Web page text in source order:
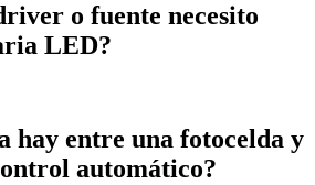
o fuente necesito
LED?
corriente de salida (mA) y la potencia
ficha técnica. Un driver compatible
evita parpadeos y previene el daño
hay entre una fotocelda y
automático?